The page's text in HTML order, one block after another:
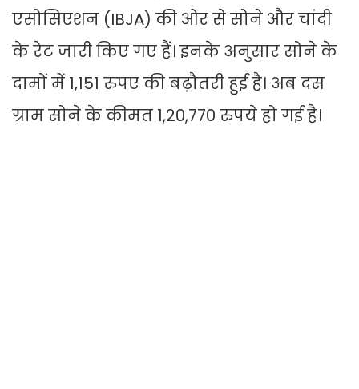
एसोसिएशन (IBJA) की ओर से सोने और चांदी
के रेट जारी किए गए हैं। इनके अनुसार सोने के
दामों में 1,151 रुपए की बढ़ौतरी हुई है। अब दस
ग्राम सोने के कीमत 1,20,770 रुपये हो गई है।